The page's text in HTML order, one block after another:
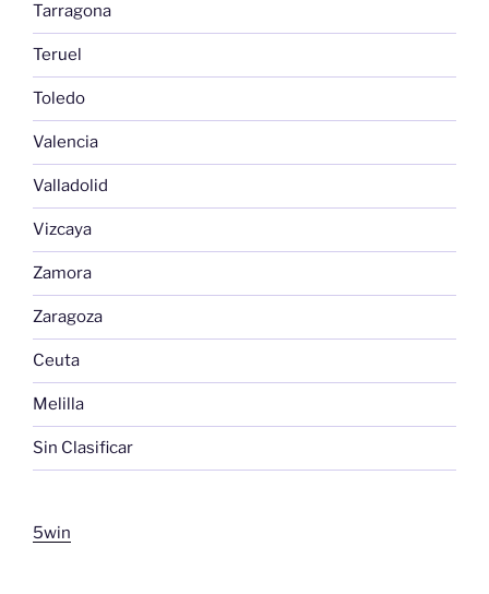
Tarragona
Teruel
Toledo
Valencia
Valladolid
Vizcaya
Zamora
Zaragoza
Ceuta
Melilla
Sin Clasificar
5win